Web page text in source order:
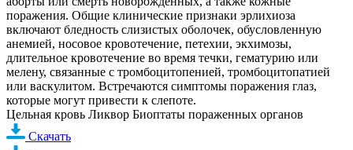
поражения. Общие клинические признаки эрлихиоза
включают бледность слизистых оболочек, обусловленную
анемией, носовое кровотечение, петехии, экхимозы,
длительное кровотечение во время течки, гематурию или
мелену, связанные с тромбоцитопенией, тромбоцитопатией
или васкулитом. Встречаются симптомы поражения глаз,
которые могут привести к слепоте.
Цельная кровь Ликвор Биоптаты пораженных органов
Скачать